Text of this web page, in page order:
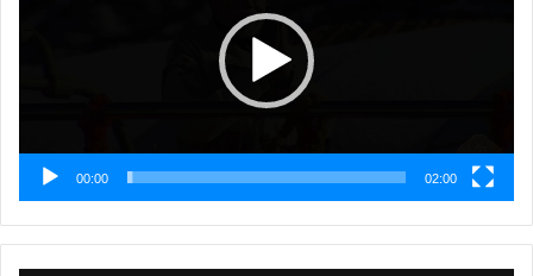
00:00 02:00